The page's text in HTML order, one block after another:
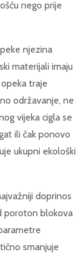
nego prije
njezina
materijali imaju
traje
održavanje, ne
vijeka cigla se
ili čak ponovo
ukupni ekološki
doprinos
poroton blokova
smanjuje